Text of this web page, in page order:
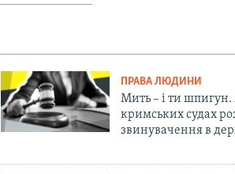
ПРАВА ЛЮДИНИ
Мить – і ти шпигун.
кримських судах
звинувачення в